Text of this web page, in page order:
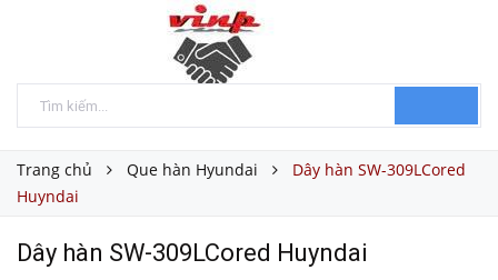
Trang chủ Que hàn Hyundai
Dây hàn SW-309LCored
Huyndai
Dây hàn SW-309LCored Huyndai